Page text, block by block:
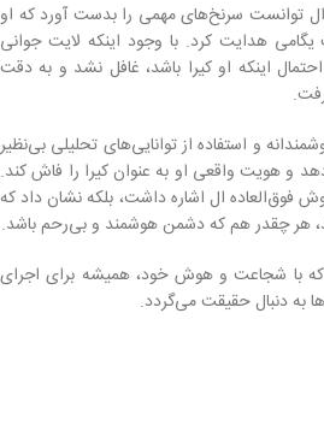
توانست سرنخ‌های مهمی را بدست آورد که او
هدایت کرد. با وجود اینکه لایت جوانی
اینکه او کیرا باشد، غافل نشد و به دقت
و استفاده از توانایی‌های تحلیلی بی‌نظیر
و هویت واقعی او به عنوان کیرا را فاش کند.
فوق‌العاده ال اشاره داشت، بلکه نشان داد که
هر چقدر هم که دشمن هوشمند و بی‌رحم باشد.
که با شجاعت و هوش خود، همیشه برای اجرای
به دنبال حقیقت می‌گردد.